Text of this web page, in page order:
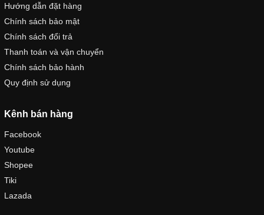
Hướng dẫn đặt hàng
Chính sách bảo mật
Chính sách đổi trả
Thanh toán và vận chuyển
Chính sách bảo hành
Quy định sử dụng
Kênh bán hàng
Facebook
Youtube
Shopee
Tiki
Lazada